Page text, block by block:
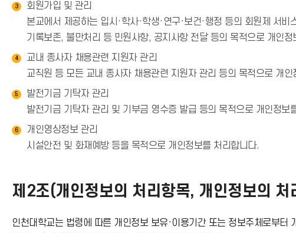
3
회원가입 및 관리
본교에서 제공하는 입시·학사·학생·연구·보건·행정 등의 회원제 서
기록보존, 불만처리 등 민원사항, 공지사항 전달 등의 목적으로 개인정
4
교내 종사자 채용관련 지원자 관리
교직원 등 모든 교내 종사자 채용관련 지원자 관리 등의 목적으로 개인
5
발전기금 기탁자 관리
발전기금 기탁자 관리 및 기부금 영수증 발급 등의 목적으로 개인정보
6
개인영상정보 관리
시설안전 및 화재예방 등을 목적으로 개인정보를 처리합니다.
제2조(개인정보의 처리항목, 개인정보의 처
인천대학교는 법령에 따른 개인정보 보유·이용기간 또는 정보주체로부